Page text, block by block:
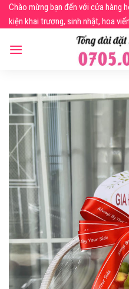
SkipChào mừng bạn đến với cửa hàng
kiện khai trương, sinh nhật, hoa